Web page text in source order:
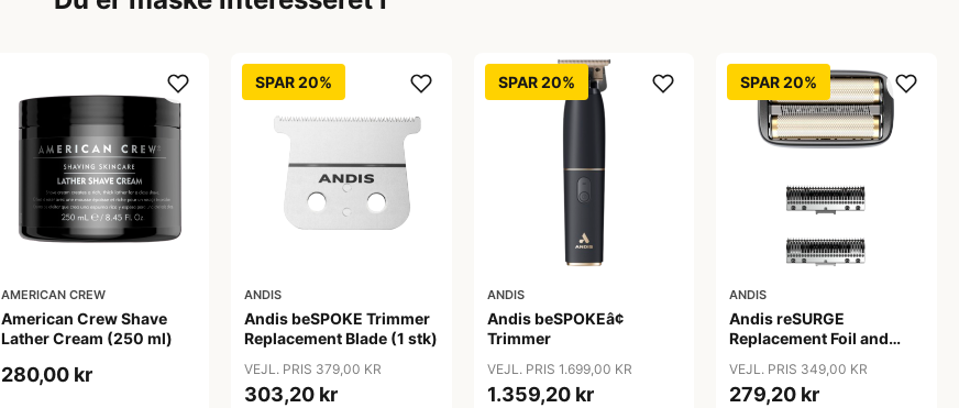
AMERICAN CREW
American Crew Shave
Lather Cream (250 ml)
280,00 kr
SPAR 20%
ANDIS
Andis beSPOKE Trimmer
Replacement Blade (1 stk)
VEJL. PRIS 379,00 KR
303,20 kr
SPAR 20%
ANDIS
Andis beSPOKEâ¢
Trimmer
VEJL. PRIS 1.699,00 KR
1.359,20 kr
SPAR 20%
ANDIS
Andis reSURGE
Replacement Foil and
VEJL. PRIS 349,00 KR
279,20 kr